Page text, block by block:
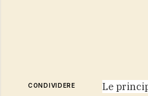
CONDIVIDERE
Le